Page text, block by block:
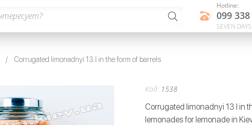
Hotline:
099
SEVEN
Corrugated limonadnyi 13 l in the form of barrels
Код: 1538
Corrugated limonadnyi 13 l in
lemonades for lemonade in